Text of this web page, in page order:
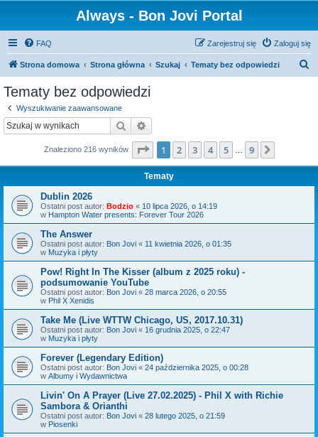
Always - Bon Jovi Portal
FAQ Zaloguj się
Zarejestruj się
Strona domowa Strona główna Szukaj Tematy bez odpowiedzi
Tematy bez odpowiedzi
Wyszukiwanie zaawansowane
Szukaj
Znaleziono 216 wyników Strona1 z9
1 2 3 4 5 9
Tematy
Dublin 2026
Ostatni post autor: Bodzio « 10 lipca 2026, o 14:19
w Hampton Water presents: Forever Tour 2026
The Answer
Ostatni post autor: Bon Jovi « 11 kwietnia 2026, o 01:35
w Muzyka i płyty
Pow! Right In The Kisser (album z 2025 roku) -
podsumowanie YouTube
Ostatni post autor: Bon Jovi « 28 marca 2026, o 20:55
w Phil X Xenidis
Take Me (Live WTTW Chicago, US, 2017.10.31)
Ostatni post autor: Bon Jovi « 16 grudnia 2025, o 22:47
w Muzyka i płyty
Forever (Legendary Edition)
Ostatni post autor: Bon Jovi « 24 października 2025, o 00:28
w Albumy i Wydawnictwa
Livin' On A Prayer (Live 27.02.2025) - Phil X with Richie
Sambora & Orianthi
Ostatni post autor: Bon Jovi « 28 lutego 2025, o 21:59
w Piosenki